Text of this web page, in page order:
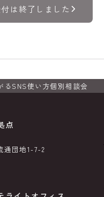
は終了しました
るSNS使い方個別相談会
点
通団地1-7-2